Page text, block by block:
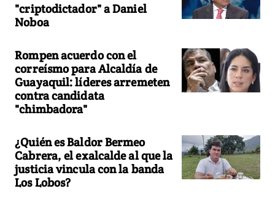
"criptodictador" a Daniel
Noboa
Rompen acuerdo con el
correísmo para Alcaldía de
Guayaquil: líderes arremeten
contra candidata
"chimbadora"
¿Quién es Baldor Bermeo
Cabrera, el exalcalde al que la
justicia vincula con la banda
Los Lobos?